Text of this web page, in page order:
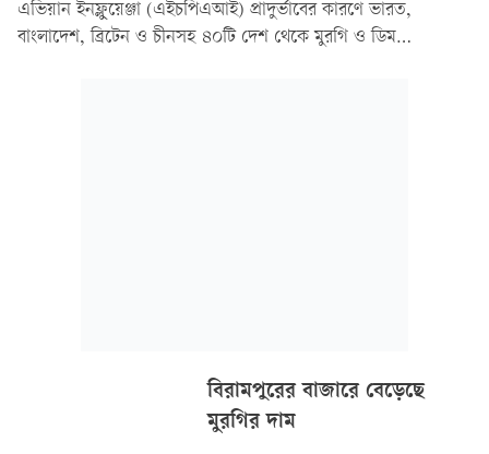
এভিয়ান ইনফ্লুয়েঞ্জা (এইচপিএআই) প্রাদুর্ভাবের কারণে ভারত,
বাংলাদেশ, ব্রিটেন ও চীনসহ ৪০টি দেশ থেকে মুরগি ও ডিম
বিরামপুরের বাজারে বেড়েছে
মুরগির দাম